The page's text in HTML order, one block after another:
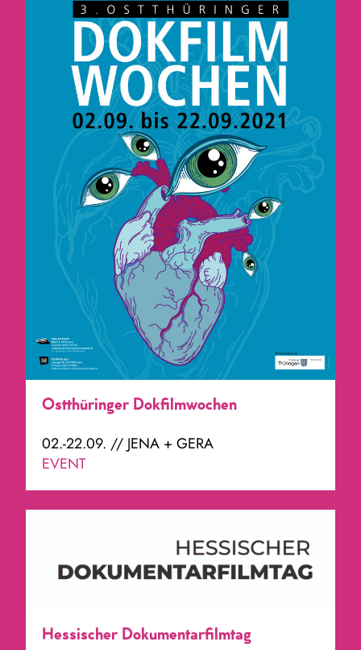
Ostthüringer Dokfilmwochen
02.-22.09. // JENA + GERA
EVENT
Hessischer Dokumentarfilmtag